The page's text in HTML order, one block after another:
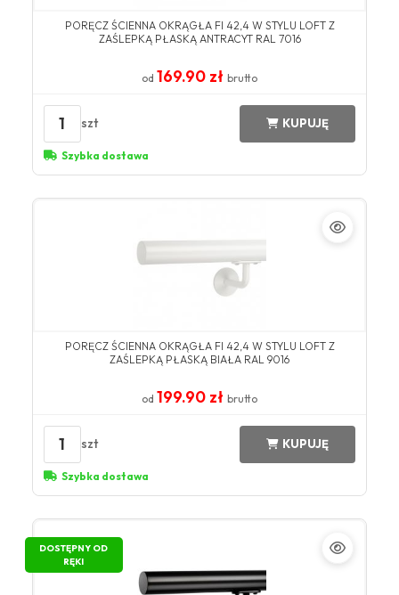
​PORĘCZ ŚCIENNA OKRĄGŁA FI 42,4 W STYLU LOFT Z
ZAŚLEPKĄ PŁASKĄ ANTRACYT ​RAL 7016​
od 169.90 zł brutto
1 szt KUPUJĘ
Szybka dostawa
​PORĘCZ ŚCIENNA OKRĄGŁA FI 42,4 W STYLU LOFT Z
ZAŚLEPKĄ PŁASKĄ BIAŁA ​RAL 9016​
od 199.90 zł brutto
1 szt KUPUJĘ
Szybka dostawa
DOSTĘPNY OD
RĘKI